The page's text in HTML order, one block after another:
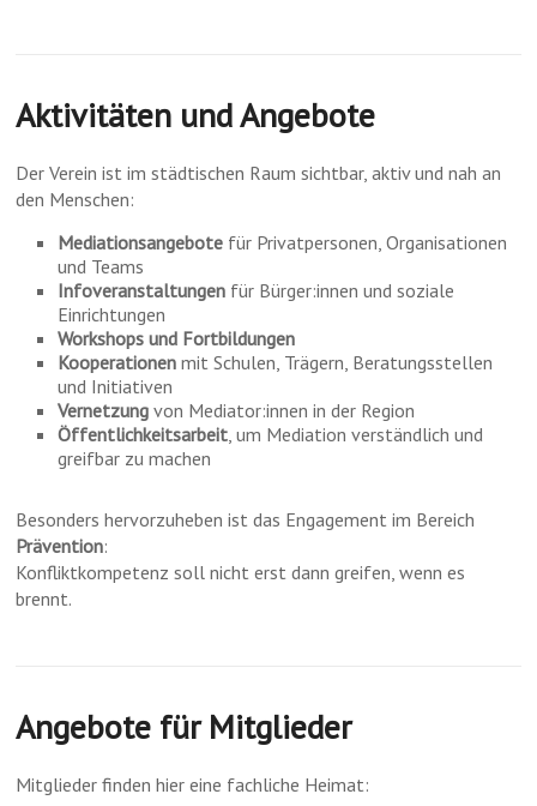
Aktivitäten und Angebote
Der Verein ist im städtischen Raum sichtbar, aktiv und nah an
den Menschen:
Mediationsangebote für Privatpersonen, Organisationen
und Teams
Infoveranstaltungen für Bürger:innen und soziale
Einrichtungen
Workshops und Fortbildungen
Kooperationen mit Schulen, Trägern, Beratungsstellen
und Initiativen
Vernetzung von Mediator:innen in der Region
Öffentlichkeitsarbeit , um Mediation verständlich und
greifbar zu machen
Besonders hervorzuheben ist das Engagement im Bereich
Prävention:
Konfliktkompetenz soll nicht erst dann greifen, wenn es
brennt.
Angebote für Mitglieder
Mitglieder finden hier eine fachliche Heimat: